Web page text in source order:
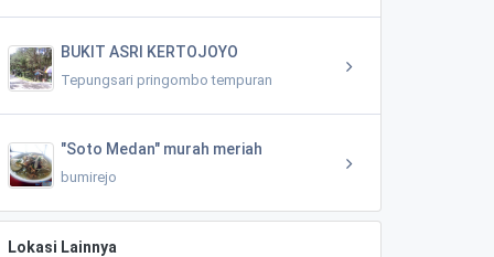
BUKIT ASRI KERTOJOYO
Tepungsari pringombo tempuran
"Soto Medan" murah meriah
bumirejo
Lokasi Lainnya